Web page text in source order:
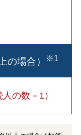
の場合） ※1
の数－1）